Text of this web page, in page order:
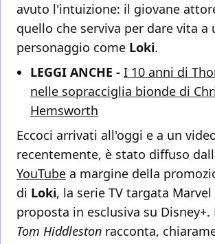
avuto l'intuizione: il giovane
quello che serviva per dare vita a
personaggio come Loki.
LEGGI ANCHE - I 10 anni di
nelle sopracciglia bionde di
Hemsworth
Eccoci arrivati all'oggi e a un
recentemente, è stato diffuso
YouTube a margine della
di Loki, la serie TV targata
proposta in esclusiva su
Tom Hiddleston racconta,